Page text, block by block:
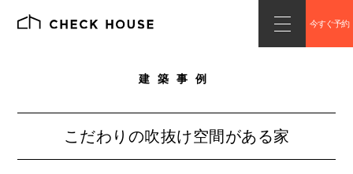
今すぐ予約
建築事例
こだわりの吹抜け空間がある家